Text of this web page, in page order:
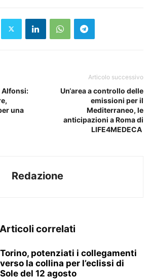
Alfonsi:
una
Articolo successivo
Un‘area a controllo delle
emissioni per il
Mediterraneo, le
anticipazioni a Roma di
LIFE4MEDECA
Redazione
Articoli correlati
Torino, potenziati i collegamenti
verso la collina per l’eclissi di
Sole del 12 agosto